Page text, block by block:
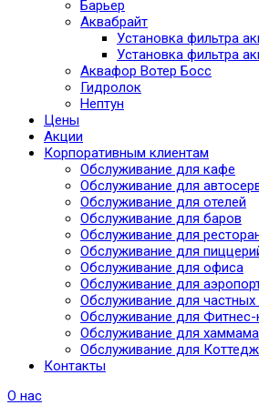
Барьер
Аквабрайт
Установка фильтра
Установка фильтра
Аквафор Вотер Босс
Гидролок
Нептун
Цены
Акции
Корпоративным клиентам
Обслуживание для кафе
Обслуживание для
Обслуживание для отелей
Обслуживание для баров
Обслуживание для
Обслуживание для
Обслуживание для офиса
Обслуживание для
Обслуживание для
Обслуживание для Фитнес-
Обслуживание для хаммама
Обслуживание для
Контакты
О нас